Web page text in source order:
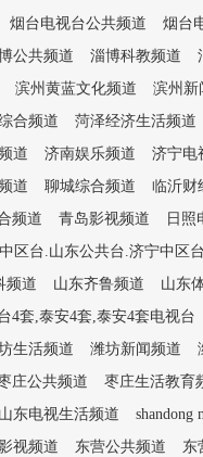
烟台电视台公共频道 烟台
公共频道 淄博科教频道
滨州黄蓝文化频道 滨州新
合频道 菏泽经济生活频道
道 济南娱乐频道 济宁电
道 聊城综合频道 临沂财
频道 青岛影视频道 日照
区台.山东公共台.济宁中区
频道 山东齐鲁频道 山东
4套,泰安4套,泰安4套电视台
生活频道 潍坊新闻频道
庄公共频道 枣庄生活教育
东电视生活频道 shandong
视频道 东营公共频道 东